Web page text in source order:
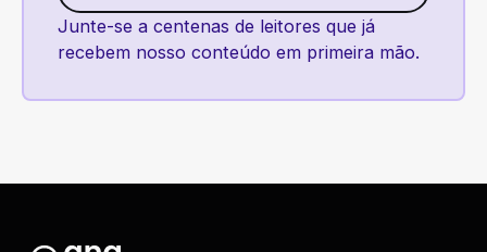
Junte-se a centenas de leitores que já
recebem nosso conteúdo em primeira mão.